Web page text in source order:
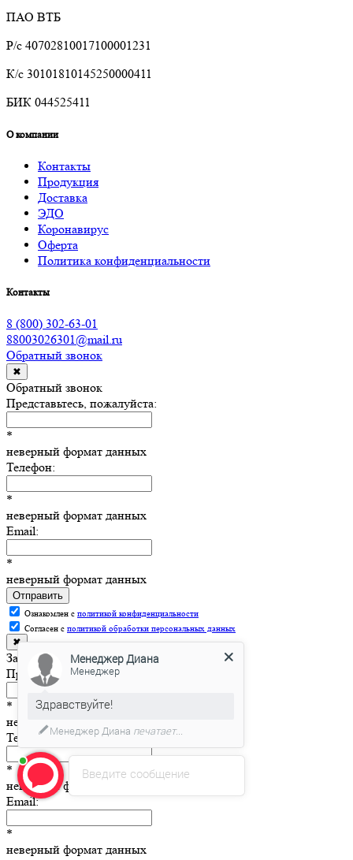
ПАО ВТБ
Р/с 40702810017100001231
К/с 30101810145250000411
БИК 044525411
О компании
Контакты
Продукция
Доставка
ЭДО
Коронавирус
Оферта
Политика конфиденциальности
Контакты
8 (800) 302-63-01
88003026301@mail.ru
Обратный звонок
✖
Обратный звонок
Представьтесь, пожалуйста:
*
неверный формат данных
Телефон:
*
неверный формат данных
Email:
*
неверный формат данных
Отправить
Ознакомлен с политикой конфиденциальности
Согласен с политикой обработки персональных данных
✖
Запросить цену
Представьтесь, пожалуйста:
*
неверный формат данных
Телефон:
*
неверный формат данных
Email:
*
неверный формат данных
Введите сообщение
Менеджер Диана
Менеджер
Здравствуйте!
Менеджер Диана печатает...